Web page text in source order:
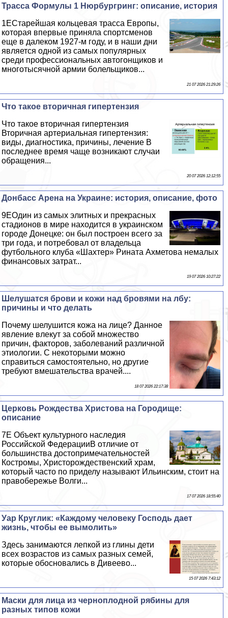
Трасса Формулы 1 Нюрбургринг: описание, история
1EСтарейшая кольцевая трасса Европы,
которая впервые приняла спортсменов
еще в далеком 1927-м году, и в наши дни
является одной из самых популярных
среди профессиональных автогонщиков и
многотысячной армии болельщиков...
21 07 2026 21:29:26
Что такое вторичная гипертензия
Что такое вторичная гипертензия
Вторичная артериальная гипертензия:
виды, диагностика, причины, лечение В
последнее время чаще возникают случаи
обращения...
20 07 2026 12:12:55
Донбасс Арена на Украине: история, описание, фото
9EОдин из самых элитных и прекрасных
стадионов в мире находится в украинском
городе Донецке: он был построен всего за
три года, и потребовал от владельца
футбольного клуба «Шахтер» Рината Ахметова немалых
финансовых затрат...
19 07 2026 10:27:22
Шелушатся брови и кожи над бровями на лбу:
причины и что делать
Почему шелушится кожа на лице? Данное
явление влекут за собой множество
причин, факторов, заболеваний различной
этиологии. С некоторыми можно
справиться самостоятельно, но другие
требуют вмешательства врачей....
18 07 2026 22:17:38
Церковь Рождества Христова на Городище:
описание
7E Объект культурного наследия
Российской ФедерацииВ отличие от
большинства достопримечательностей
Костромы, Христорождественский храм,
который часто по приделу называют Ильинским, стоит на
правобережье Волги...
17 07 2026 18:55:40
Уар Круглик: «Каждому человеку Господь дает
жизнь, чтобы ее вымолить»
Здесь занимаются лепкой из глины дети
всех возрастов из самых разных семей,
которые обосновались в Дивеево...
15 07 2026 7:43:12
Маски для лица из черноплодной рябины для
разных типов кожи